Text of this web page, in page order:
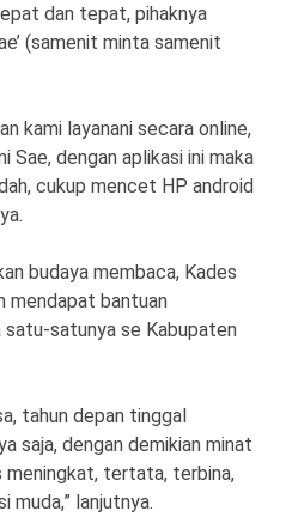
dan tepat, pihaknya
(samenit minta samenit
kami layanani secara online,
Sae, dengan aplikasi ini maka
cukup mencet HP android
budaya membaca, Kades
mendapat bantuan
satu-satunya se Kabupaten
tahun depan tinggal
saja, dengan demikian minat
meningkat, tertata, terbina,
muda,” lanjutnya.